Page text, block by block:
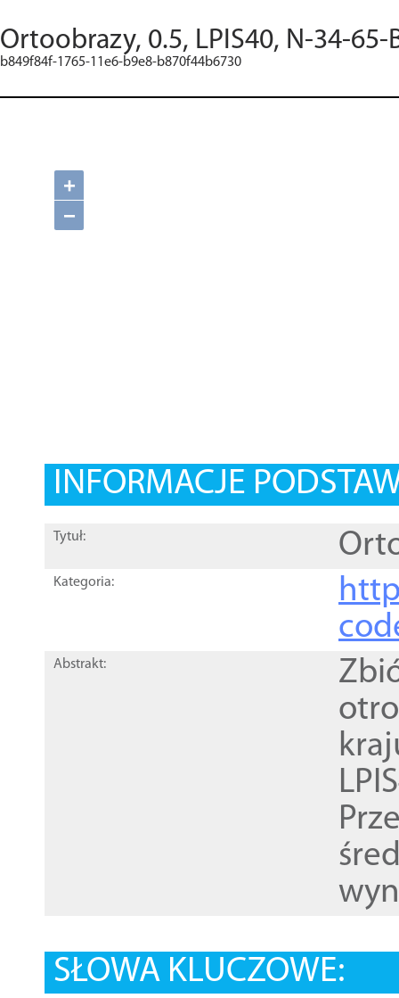
Ortoobrazy, 0.5, LPIS40, N-34-65-
b849f84f-1765-11e6-b9e8-b870f44b6730
+
−
INFORMACJE
Tytuł:
Kategoria:
Abstrakt:
SŁOWA KLUCZOWE: